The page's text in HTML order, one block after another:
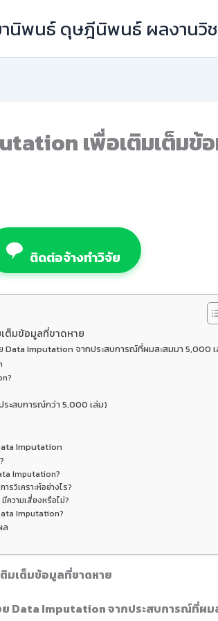
นิพนธ์ ดุษฎีนิพนธ์ ผลงานวิช
เพื่อเติมเต็มข้
ติดต่อจ้างทำวิจัย
ต็มข้อมูลที่ขาดหาย
Imputation จากประสบการณ์ที่ผมสะสมมา 5,000
ะสบการณ์กว่า 5,000 เล่ม)
Imputation
Imputation?
รวิเคราะห์อย่างไร?
ความเสี่ยงหรือไม่?
Imputation?
ล
มเต็มข้อมูลที่ขาดหาย
Data Imputation จากประสบการณ์ที่ผม